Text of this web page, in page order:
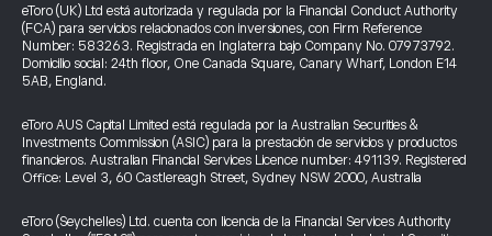
eToro (UK) Ltd está autorizada y regulada por la Financial Conduct Authority
(FCA) para servicios relacionados con inversiones, con Firm Reference
Number: 583263. Registrada en Inglaterra bajo Company No. 07973792.
Domicilio social: 24th floor, One Canada Square, Canary Wharf, London E14
5AB, England.
eToro AUS Capital Limited está regulada por la Australian Securities &
Investments Commission (ASIC) para la prestación de servicios y productos
financieros. Australian Financial Services Licence number: 491139. Registered
Office: Level 3, 60 Castlereagh Street, Sydney NSW 2000, Australia
eToro (Seychelles) Ltd. cuenta con licencia de la Financial Services Authority